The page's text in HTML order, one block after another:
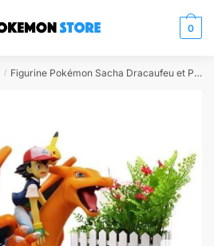
0
/ Figurine Pokémon Sacha Dracaufeu et Pikachu